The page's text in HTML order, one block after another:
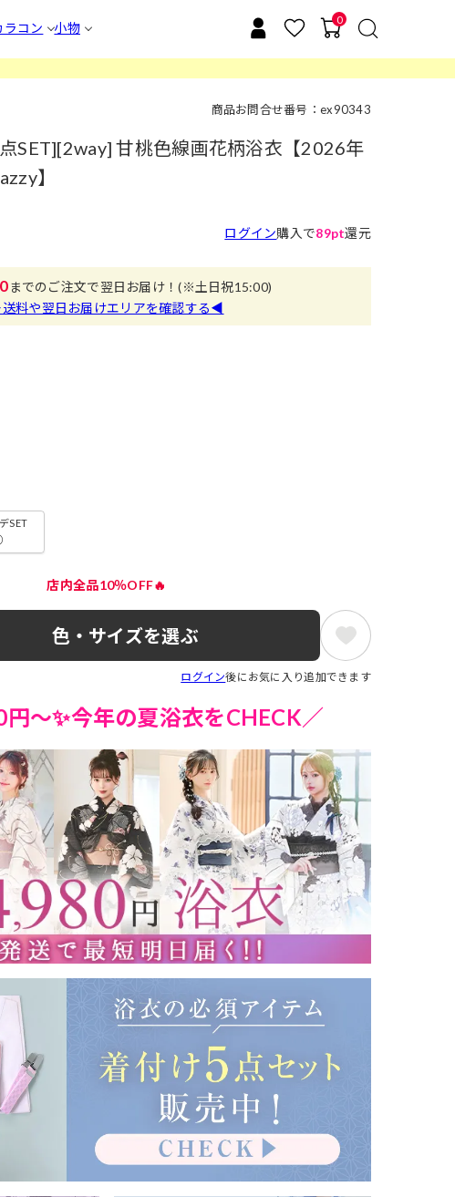
ラコン 小物
0
商品お問合せ番号：ex90343
SET][2way] 甘桃色線画花柄浴衣【2026年
】
ログイン購入で89pt還元
までのご注文で翌日お届け！(※土日祝15:00)
料や翌日お届けエリアを確認する◀
SET
店内全品10％OFF🔥
色・サイズを選ぶ
ログイン後にお気に入り追加できます
～✨今年の夏浴衣をCHECK／